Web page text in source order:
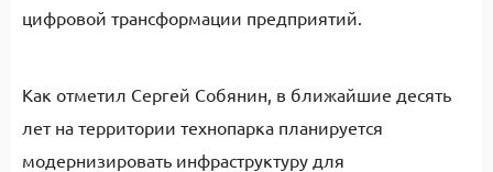
цифровой трансформации предприятий.
Как отметил Сергей Собянин, в ближайшие десять
лет на территории технопарка планируется
модернизировать инфраструктуру для